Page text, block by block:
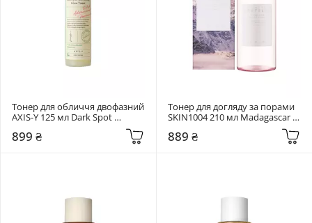
Тонер для обличчя двофазний
AXIS-Y 125 мл Dark Spot
899 ₴
Тонер для догляду за порами
SKIN1004 210 мл Madagascar
Centella Poremizing Clear Toner
889 ₴